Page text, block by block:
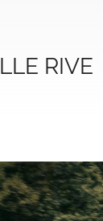
RIVE